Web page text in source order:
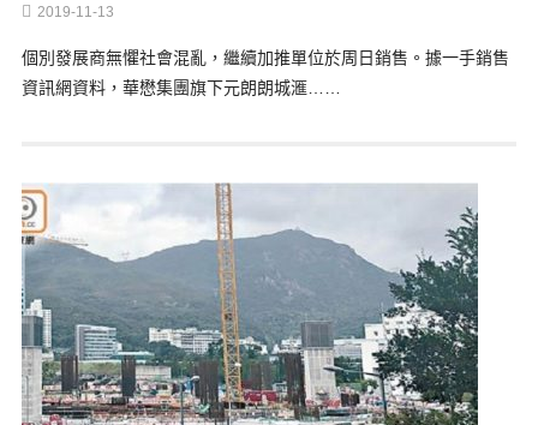
2019-11-13
個別發展商無懼社會混亂，繼續加推單位於周日銷售。據一手銷售
資訊網資料，華懋集團旗下元朗朗城滙……